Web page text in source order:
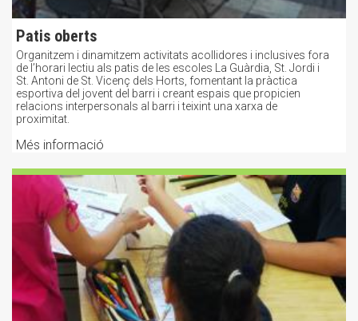
Patis oberts
Organitzem i dinamitzem activitats acollidores i inclusives fora
de l’horari lectiu als patis de les escoles La Guàrdia, St. Jordi i
St. Antoni de St. Vicenç dels Horts, fomentant la pràctica
esportiva del jovent del barri i creant espais que propicien
relacions interpersonals al barri i teixint una xarxa de
proximitat.
Més informació